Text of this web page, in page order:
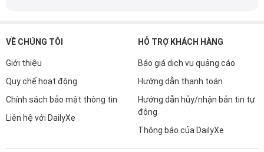
VỀ CHÚNG TÔI
Giới thiệu
Quy chế hoạt động
Chính sách bảo mật thông tin
Liên hệ với DailyXe
HỖ TRỢ KHÁCH HÀNG
Báo giá dịch vụ quảng cáo
Hướng dẫn thanh toán
Hướng dẫn hủy/nhận bản tin tự
động
Thông báo của DailyXe